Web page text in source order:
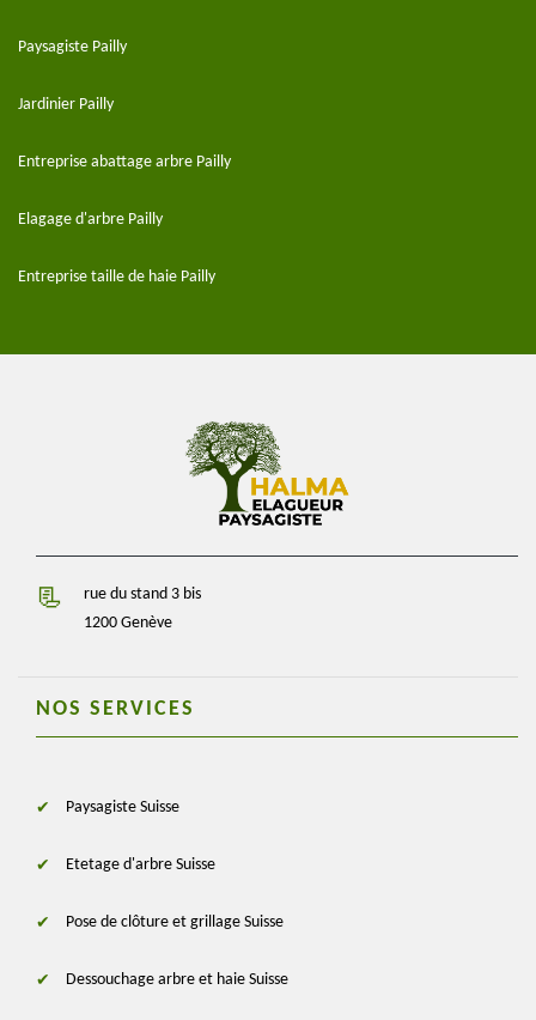
Paysagiste Pailly
Jardinier Pailly
Entreprise abattage arbre Pailly
Elagage d'arbre Pailly
Entreprise taille de haie Pailly
rue du stand 3 bis
1200 Genève
NOS SERVICES
Paysagiste Suisse
Etetage d'arbre Suisse
Pose de clôture et grillage Suisse
Dessouchage arbre et haie Suisse